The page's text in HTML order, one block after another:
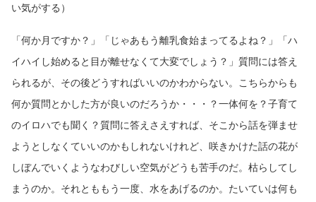
い気がする）
「何か月ですか？」「じゃあもう離乳食始まってるよね？」「ハ
イハイし始めると目が離せなくて大変でしょう？」質問には答え
られるが、その後どうすればいいのかわからない。こちらからも
何か質問とかした方が良いのだろうか・・・？一体何を？子育て
のイロハでも聞く？質問に答えさえすれば、そこから話を弾ませ
ようとしなくていいのかもしれないけれど、咲きかけた話の花が
しぼんでいくようなわびしい空気がどうも苦手のだ。枯らしてし
まうのか。それとももう一度、水をあげるのか。たいていは何も